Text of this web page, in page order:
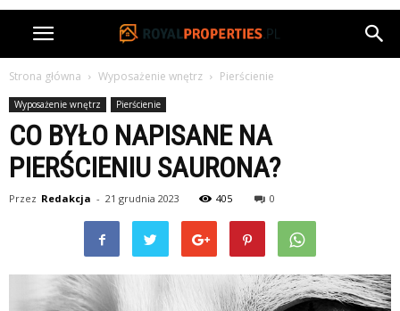
Strona główna Wyposażenie wnętrz Pierścienie
Wyposażenie wnętrz Pierścienie
CO BYŁO NAPISANE NA
PIERŚCIENIU SAURONA?
Przez Redakcja - 21 grudnia 2023 405 0